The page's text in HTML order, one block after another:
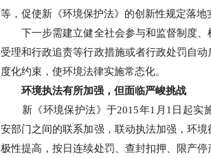
等，促使新《环境保护法》的创新性规定落地
下一步需建立健全社会参与和监督制度、
受理和行政追责等行政措施或者行政处罚自
度化约束，使环境法律实施常态化。
环境执法有所加强，但面临严峻挑战
新《环境保护法》于2015年1月1日起实
安部门之间的联系加强，联动执法加强，环
极性提高，按日连续处罚、查封扣押、限产